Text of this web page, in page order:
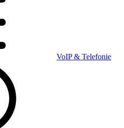
VoIP & Telefonie